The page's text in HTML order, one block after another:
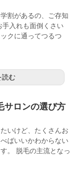
割があるの、ご存知
入れも面倒くさい
クに通ってつるつ
読む
サロンの選び方
いけど、たくさんお
ばいいかわからない
。 脱毛の主流となっ